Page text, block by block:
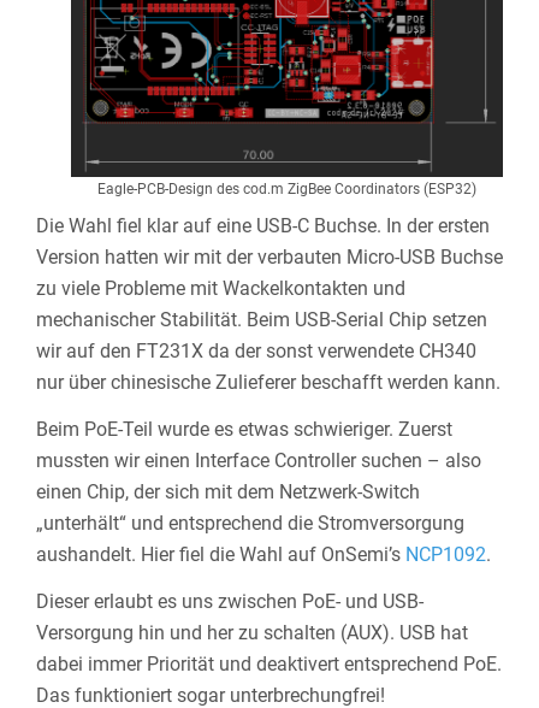
Eagle-PCB-Design des cod.m ZigBee Coordinators (ESP32)
Die Wahl fiel klar auf eine USB-C Buchse. In der ersten
Version hatten wir mit der verbauten Micro-USB Buchse
zu viele Probleme mit Wackelkontakten und
mechanischer Stabilität. Beim USB-Serial Chip setzen
wir auf den FT231X da der sonst verwendete CH340
nur über chinesische Zulieferer beschafft werden kann.
Beim PoE-Teil wurde es etwas schwieriger. Zuerst
mussten wir einen Interface Controller suchen – also
einen Chip, der sich mit dem Netzwerk-Switch
„unterhält“ und entsprechend die Stromversorgung
aushandelt. Hier fiel die Wahl auf OnSemi’s NCP1092.
Dieser erlaubt es uns zwischen PoE- und USB-
Versorgung hin und her zu schalten (AUX). USB hat
dabei immer Priorität und deaktivert entsprechend PoE.
Das funktioniert sogar unterbrechungfrei!